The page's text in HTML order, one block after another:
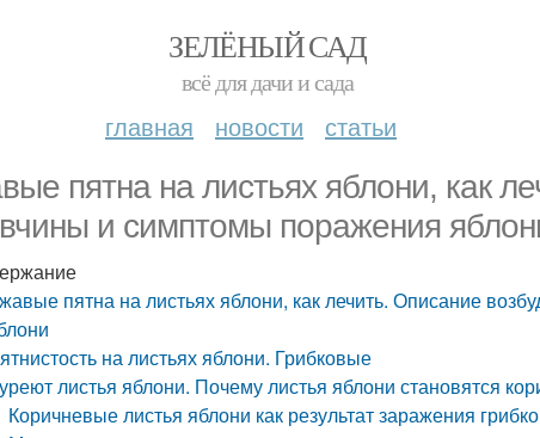
ЗЕЛЁНЫЙ САД
всё для дачи и сада
главная новости статьи
пятна на листьях яблони, как
и симптомы поражения
пятна на листьях яблони, как лечить. Описание
на листьях яблони. Грибковые
листья яблони. Почему листья яблони становятся
Коричневые листья яблони как результат заражения